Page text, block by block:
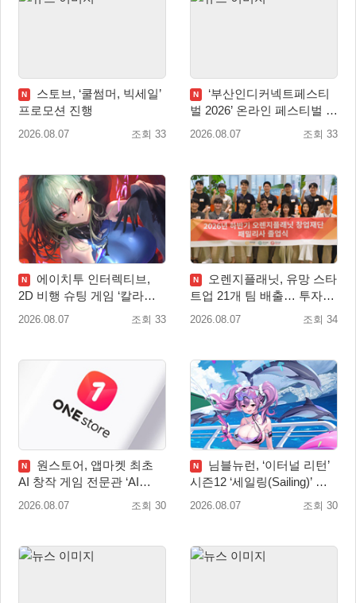
N
스토브, ‘쿨썸머, 빅세일’
프로모션 진행
2026.08.07 조회 33
N
‘부산인디커넥트페스티
벌 2026’ 온라인 페스티벌 개
막
2026.08.07 조회 33
N
에이치투 인터렉티브,
2D 비행 슈팅 게임 ‘칼라드
리우스2/다크 엘레멘트’ 올
2026.08.07 조회 33
N
오렌지플래닛, 유망 스타
트업 21개 팀 배출… 투자유
치∙매출성장 성과 눈길
2026.08.07 조회 34
N
원스토어, 앱마켓 최초
AI 창작 게임 전문관 ‘AI
Games’ 오픈
2026.08.07 조회 30
N
님블뉴런, ‘이터널 리턴’
시즌12 ‘세일링(Sailing)’ 프
리시즌 시작
2026.08.07 조회 30